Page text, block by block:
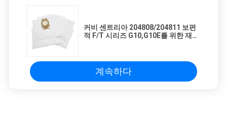
커비 센트리아 204808/204811 보편
적 F/T 시리즈 G10,G10E를 위한 재
계속하다